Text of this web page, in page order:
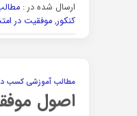
ارسال شده در :
کنکور,موفقیت در
مطالب آموزشی کسب
اصول